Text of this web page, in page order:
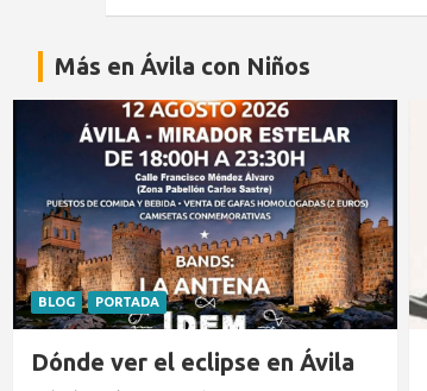
Más en Ávila con Niños
BLOG PORTADA
Cir&co Ávila 2026